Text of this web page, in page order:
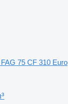
75 CF 310 Euro